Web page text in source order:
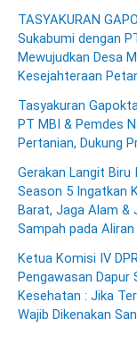
TASYAKURAN
Sukabumi dengan
Mewujudkan Desa
Kesejahteraan
Tasyakuran
PT MBI & Pemdes
Pertanian, Dukung
Gerakan Langit Biru
Season 5 Ingatkan
Barat, Jaga Alam &
Sampah pada Aliran
Ketua Komisi IV
Pengawasan Dapur
Kesehatan : Jika
Wajib Dikenakan